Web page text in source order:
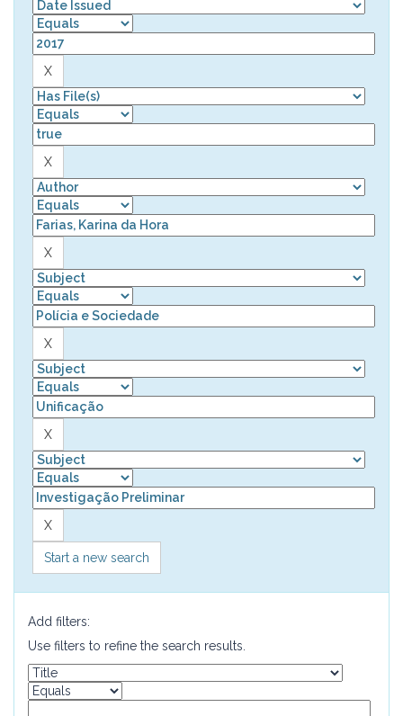
Start a new search
Add filters:
Use filters to refine the search results.